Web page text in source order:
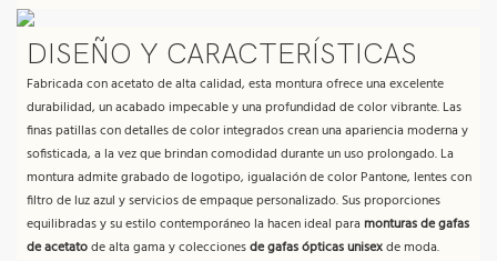
DISEÑO Y CARACTERÍSTICAS
Fabricada con acetato de alta calidad, esta montura ofrece una excelente
durabilidad, un acabado impecable y una profundidad de color vibrante. Las
finas patillas con detalles de color integrados crean una apariencia moderna y
sofisticada, a la vez que brindan comodidad durante un uso prolongado. La
montura admite grabado de logotipo, igualación de color Pantone, lentes con
filtro de luz azul y servicios de empaque personalizado. Sus proporciones
equilibradas y su estilo contemporáneo la hacen ideal para monturas de gafas
de acetatode alta gama y coleccionesde gafas ópticas unisexde moda.